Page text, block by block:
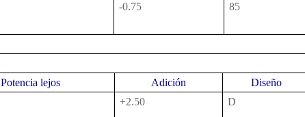
-0.75 85
Potencia lejos
Adición
Diseño
+2.50 D